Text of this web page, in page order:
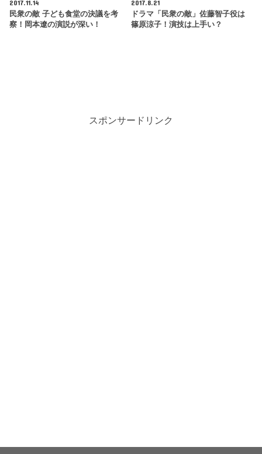
2017.11.14
民衆の敵 子ども食堂の決議を考
察！岡本遼の演説が深い！
2017.8.21
ドラマ「民衆の敵」佐藤智子役は
篠原涼子！演技は上手い？
スポンサードリンク